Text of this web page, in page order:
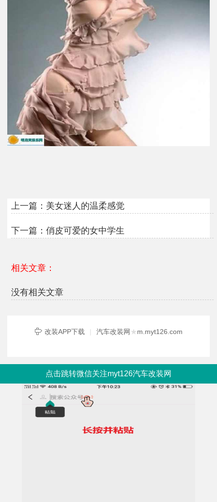
上一篇： 美女迷人的温柔感觉
下一篇： 俏皮可爱的女中学生
相关文章：
没有相关文章
改装APP下载 | 汽车改装网 ★m.myt126.com
点击跳转微信关注myt126汽车改装网